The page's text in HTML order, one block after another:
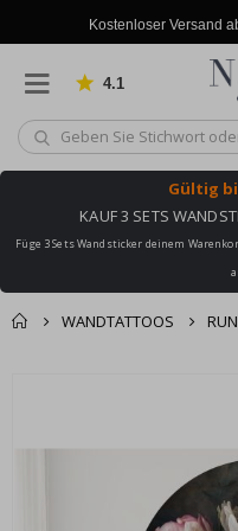
Kostenloser Versand
4.1 von
Gültig
KAUF 3 SETS
Füge 3 Sets Wandsticker deinem
WANDTATTOOS